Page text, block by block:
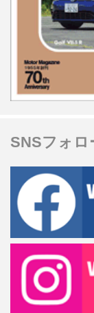
SNSフォロ